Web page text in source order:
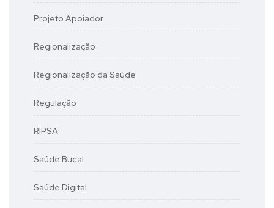
Projeto Apoiador
Regionalização
Regionalização da Saúde
Regulação
RIPSA
Saúde Bucal
Saúde Digital